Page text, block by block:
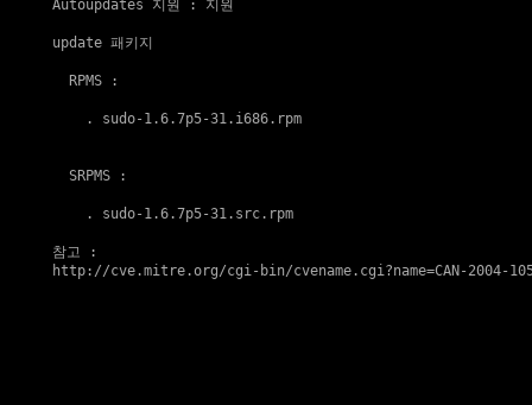
Autoupdates 지원 : 지원
update 패키지
  RPMS :
    .
sudo-1.6.7p5-31.i686.rpm
  SRPMS :
    .
sudo-1.6.7p5-31.src.rpm
참고
http://cve.mitre.org/cgi-bin/cvename.cgi?name=CAN-2004-